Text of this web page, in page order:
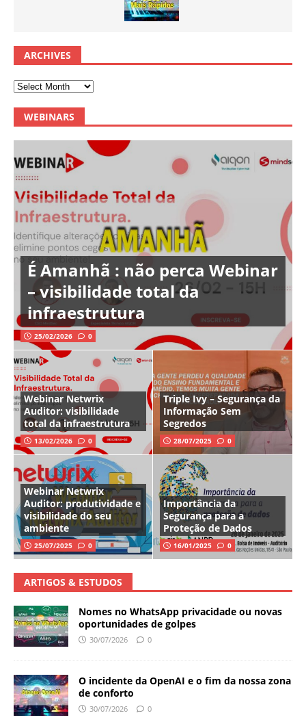
ARCHIVES
WEBINARS
É Amanhã : não perca Webinar
– visibilidade total da
infraestrutura
25/02/2026 0
Webinar Netwrix
Auditor: visibilidade
total da infraestrutura
13/02/2026 0
Triple Ivy – Segurança da
Informação Sem
Segredos
28/07/2025 0
Webinar Netwrix
Auditor: produtividade e
visibilidade do seu
ambiente
25/07/2025 0
Importância da
Segurança para a
Proteção de Dados
16/01/2025 0
ARTIGOS & ESTUDOS
Nomes no WhatsApp privacidade ou novas
oportunidades de golpes
30/07/2026 0
O incidente da OpenAI e o fim da nossa zona
de conforto
30/07/2026 0